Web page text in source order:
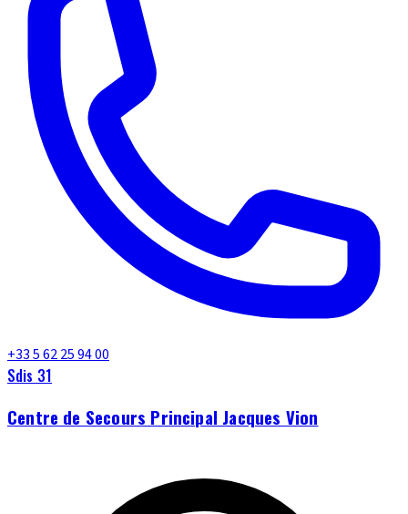
+33 5 62 25 94 00
Sdis 31
Centre de Secours Principal Jacques Vion